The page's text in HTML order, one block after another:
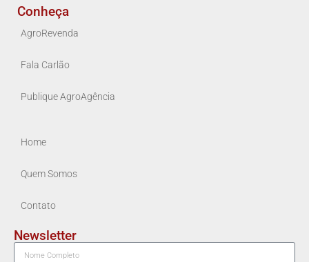
Conheça
AgroRevenda
Fala Carlão
Publique AgroAgência
Home
Quem Somos
Contato
Newsletter